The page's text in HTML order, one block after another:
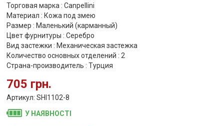
Торговая марка : Canpellini
Материал : Кожа под змею
Размер : Маленький (карманный)
Цвет фурнитуры : Серебро
Вид застежки : Механическая застежка
Количество основных отделений : 2
Страна-производитель : Турция
705 грн.
Артикул: SHI1102-8
У НАЯВНОСТІ